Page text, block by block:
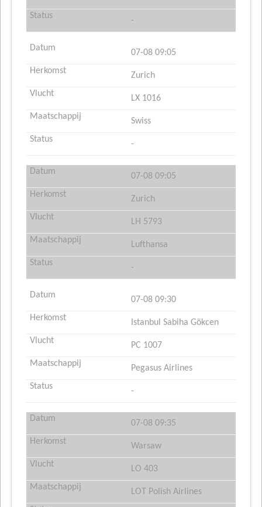
-
07-08 09:05
Zurich
LX 1016
Swiss
-
07-08 09:05
Zurich
LH 5793
Lufthansa
-
07-08 09:30
Istanbul Sabiha Gökcen
PC 1007
Pegasus Airlines
-
07-08 09:35
Warsaw
LO 403
LOT Polish Airlines